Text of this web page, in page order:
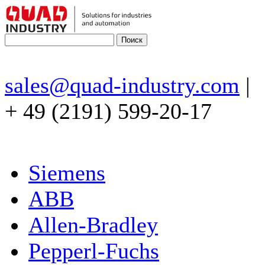
sales@quad-industry.com |
+ 49 (2191) 599-20-17
Siemens
ABB
Allen-Bradley
Pepperl-Fuchs